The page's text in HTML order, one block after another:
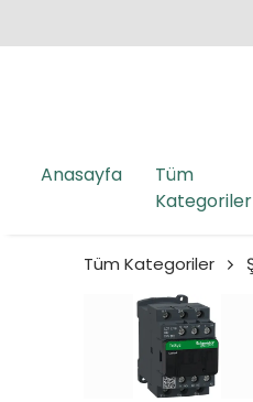
Anasayfa
Tüm
Kategoriler
Tüm Kategoriler